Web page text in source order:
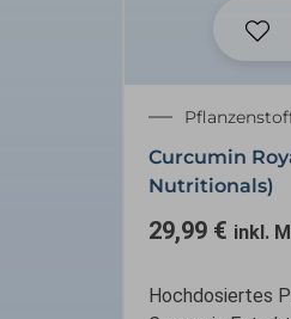
Curcumin
Nutritionals)
29,99 € inkl.
Hochdosiertes